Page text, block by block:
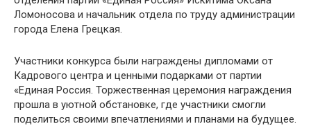
Ломоносова и начальник отдела по труду администрации
города Елена Грецкая.
Участники конкурса были награждены дипломами от
Кадрового центра и ценными подарками от партии
«Единая Россия. Торжественная церемония награждения
прошла в уютной обстановке, где участники смогли
поделиться своими впечатлениями и планами на будущее.